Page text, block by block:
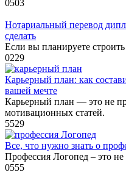
0503
Нотариальный перевод
сделать
Если вы планируете
0229
Карьерный план: как
вашей мечте
Карьерный план — это не
мотивационных статей.
5529
Все, что нужно знать о
Профессия Логопед – это не
0555